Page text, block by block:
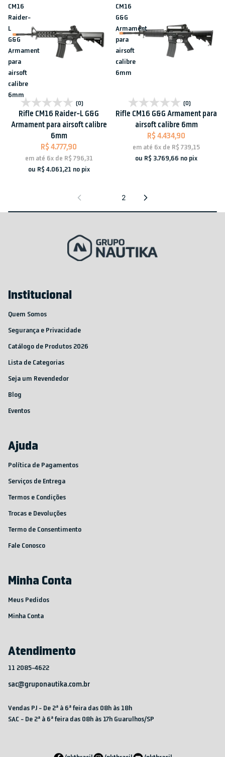
CM16
Raider-
L
G&G
Armament
para
airsoft
calibre
6mm
Esgotado
(0)
Rifle CM16 Raider-L G&G
Armament para airsoft calibre
6mm
R$ 4.777,90
em até 6xde R$ 796,31
ou R$ 4.061,21 no pix
CM16
G&G
Armament
para
airsoft
calibre
6mm
Esgotado
(0)
Rifle CM16 G&G Armament para
airsoft calibre 6mm
R$ 4.434,90
em até 6x de R$ 739,15
ou R$ 3.769,66 no pix
2
Institucional
Quem Somos
Segurança e Privacidade
Catálogo de Produtos 2026
Lista de Categorias
Seja um Revendedor
Blog
Eventos
Ajuda
Política de Pagamentos
Serviços de Entrega
Termos e Condições
Trocas e Devoluções
Termo de Consentimento
Fale Conosco
Minha Conta
Meus Pedidos
Minha Conta
Atendimento
11 2085-4622
sac@gruponautika.com.br
Vendas PJ - De 2ª à 6ª feira das 08h às 18h
SAC - De 2ª à 6ª feira das 08h às 17h Guarulhos/SP